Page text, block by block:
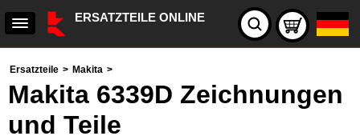
ERSATZTEILE ONLINE
Ersatzteile > Makita >
Makita 6339D Zeichnungen
und Teile